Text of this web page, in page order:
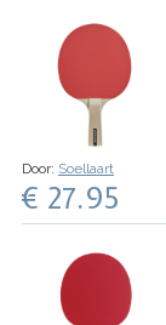
Door: Soellaart
€ 27.95